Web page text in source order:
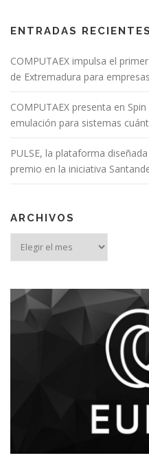
ENTRADAS RECIENTES
COMPUTAEX impulsa el
de Extremadura para
COMPUTAEX presenta en
emulación para sistemas
PULSE, la plataforma
premio en la iniciativa
ARCHIVOS